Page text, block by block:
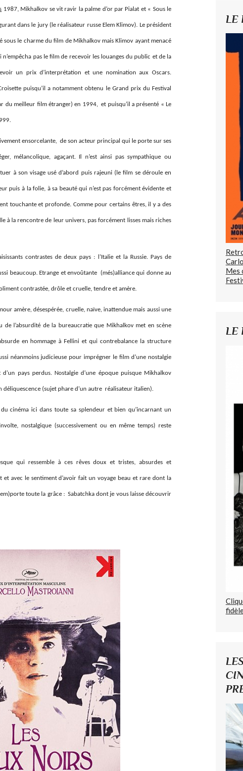
1987, Mikhalkov se vit ravir la palme d’or par Pialat et « Sous le
dans le jury (le réalisateur russe Elem Klimov). Le président
le charme du film de Mikhalkov mais Klimov ayant menacé
pas le film de recevoir les louanges du public et de la
un prix d’interprétation et une nomination aux Oscars.
puisqu’il a notamment obtenu le Grand prix du Festival
du meilleur film étranger) en 1994, et puisqu’il a présenté « Le
ensorcelante, de son acteur principal qui le porte sur ses
mélancolique, agaçant. Il n’est ainsi pas sympathique ou
à son visage usé d’abord puis rajeuni (le film se déroule en
puis à la folie, à sa beauté qui n’est pas forcément évidente et
touchante et profonde. Comme pour certains êtres, il y a des
à la rencontre de leur univers, pas forcément lisses mais riches
contrastes de deux pays : l’Italie et la Russie. Pays de
beaucoup. Etrange et envoûtante (més)alliance qui donne au
contrastée, drôle et cruelle, tendre et amère.
amère, désespérée, cruelle, naïve, inattendue mais aussi une
de l’absurdité de la bureaucratie que Mikhalkov met en scène
en hommage à Fellini et qui contrebalance la structure
néanmoins judicieuse pour imprégner le film d’une nostalgie
pays perdus. Nostalgie d’une époque puisque Mikhalkov
déliquescence (sujet phare d’un autre réalisateur italien).
cinéma ici dans toute sa splendeur et bien qu’incarnant un
nostalgique (successivement ou en même temps) reste
qui ressemble à ces rêves doux et tristes, absurdes et
et avec le sentiment d’avoir fait un voyage beau et rare dont la
toute la grâce : Sabatchka dont je vous laisse découvrir
LE
Mes
LE